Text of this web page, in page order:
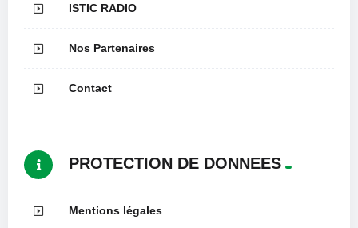
ISTIC RADIO
Nos Partenaires
Contact
PROTECTION DE DONNEES
Mentions légales